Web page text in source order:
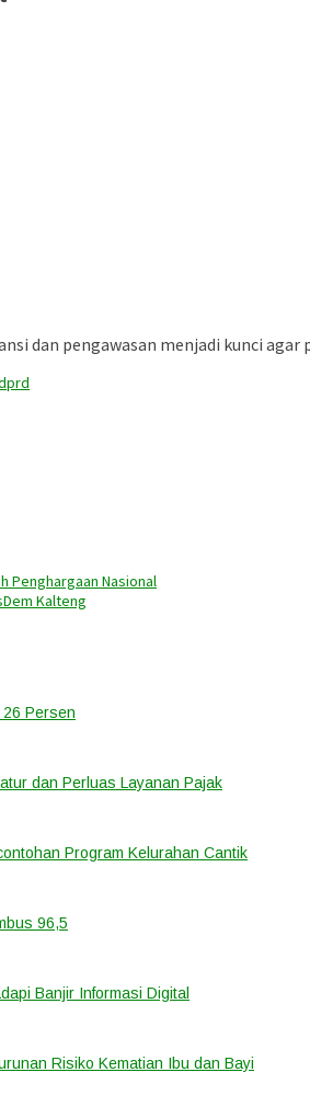
dan pengawasan menjadi kunci
Penghargaan Nasional
Kalteng
Persen
dan Perluas Layanan Pajak
Program Kelurahan Cantik
96,5
Banjir Informasi Digital
Risiko Kematian Ibu dan Bayi